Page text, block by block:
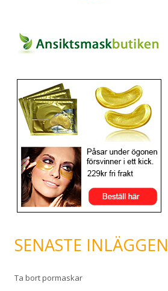
SENASTE INLÄGGEN
Ta bort pormaskar